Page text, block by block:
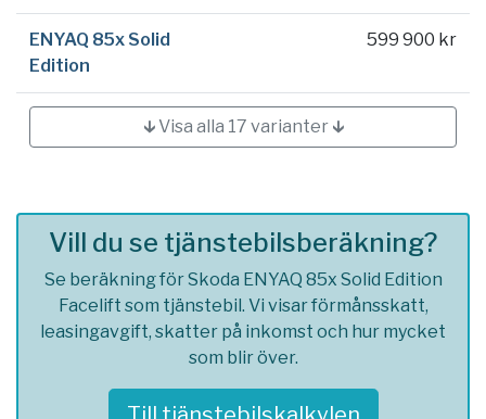
ENYAQ 85x Solid
Edition
599 900 kr
🡳 Visa alla 17 varianter 🡳
Vill du se tjänstebilsberäkning?
Se beräkning för Skoda ENYAQ 85x Solid Edition
Facelift som tjänstebil. Vi visar förmånsskatt,
leasingavgift, skatter på inkomst och hur mycket
som blir över.